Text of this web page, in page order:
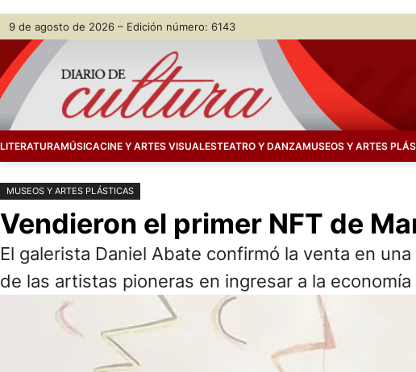
Saltar
contenido
Skip
content
9 de agosto de 2026 – Edición número: 6143
LITERATURAMÚSICACINE Y ARTES VISUALESTEATRO Y DANZAMUSEOS Y ARTES
MUSEOS Y ARTES PLÁSTICAS
Vendieron el primer NFT de
El galerista Daniel Abate confirmó la venta en
de las artistas pioneras en ingresar a la economía